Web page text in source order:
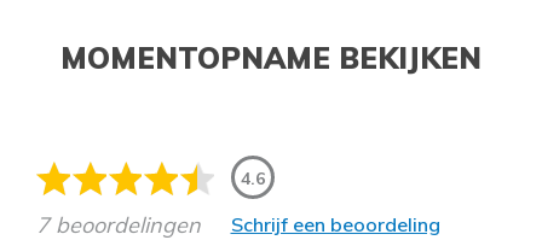
MOMENTOPNAME BEKIJKEN
4.6
7 beoordelingen Schrijf een beoordeling